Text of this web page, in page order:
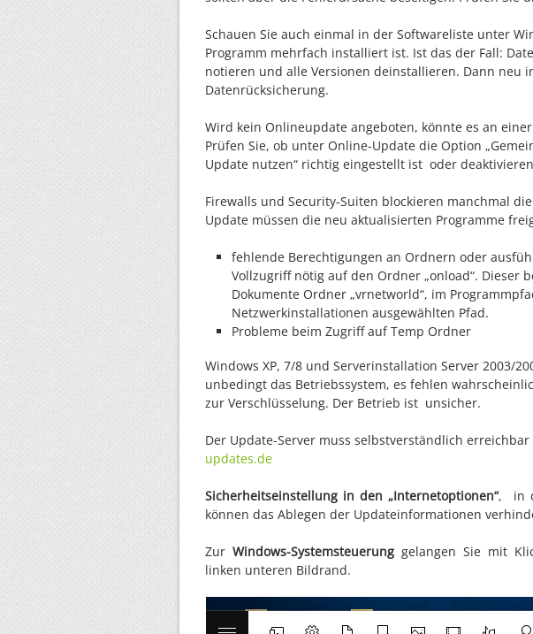
Schauen Sie auch einmal in der Softwareliste unter
Programm mehrfach installiert ist. Ist das der Fall:
notieren und alle Versionen deinstallieren. Dann neu
Datenrücksicherung.
Wird kein Onlineupdate angeboten, könnte es an
Prüfen Sie, ob unter Online-Update die Option
Update nutzen“ richtig eingestellt ist oder
Firewalls und Security-Suiten blockieren manchmal
Update müssen die neu aktualisierten Programme
fehlende Berechtigungen an Ordnern oder
Vollzugriff nötig auf den Ordner „onload“. Dieser
Dokumente Ordner „vrnetworld“, im
Netzwerkinstallationen ausgewählten Pfad.
Probleme beim Zugriff auf Temp Ordner
Windows XP, 7/8 und Serverinstallation Server 2003/
unbedingt das Betriebssystem, es fehlen
zur Verschlüsselung. Der Betrieb ist unsicher.
Der Update-Server muss selbstverständlich erreichbar
updates.de
Sicherheitseinstellung in den „Internetoptionen“, in
können das Ablegen der Updateinformationen
Zur Windows-Systemsteuerung gelangen Sie mit
linken unteren Bildrand.